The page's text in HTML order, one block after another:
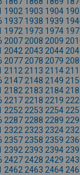
1902 1903 1904
1937 1938 1939
1972 1973 1974
2007 2008 2009
2042 2043 2044
2077 2078 2079
2112 2113 2114
2147 2148 2149
2182 2183 2184
2217 2218 2219
2252 2253 2254
2287 2288 2289
2322 2323 2324
2357 2358 2359
2392 2393 2394
2427 2428 2429
2462 2463 2464